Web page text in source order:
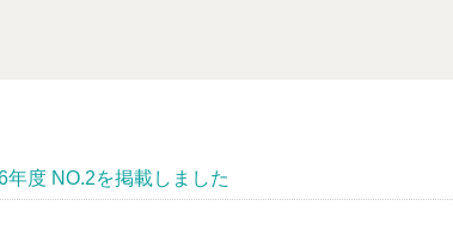
度 NO.2を掲載しました